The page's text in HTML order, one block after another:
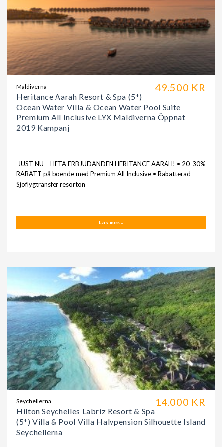
49.500 KR
Maldiverna
Heritance Aarah Resort & Spa (5*)
Ocean Water Villa & Ocean Water Pool Suite
Premium All Inclusive LYX Maldiverna Öppnat
2019 Kampanj
JUST NU – HETA ERBJUDANDEN HERITANCE AARAH! • 20-30%
RABATT på boende med Premium All Inclusive • Rabatterad
Sjöflygtransfer resortön
Läs mer...
14.000 KR
Seychellerna
Hilton Seychelles Labriz Resort & Spa
(5*) Villa & Pool Villa Halvpension Silhouette Island
Seychellerna